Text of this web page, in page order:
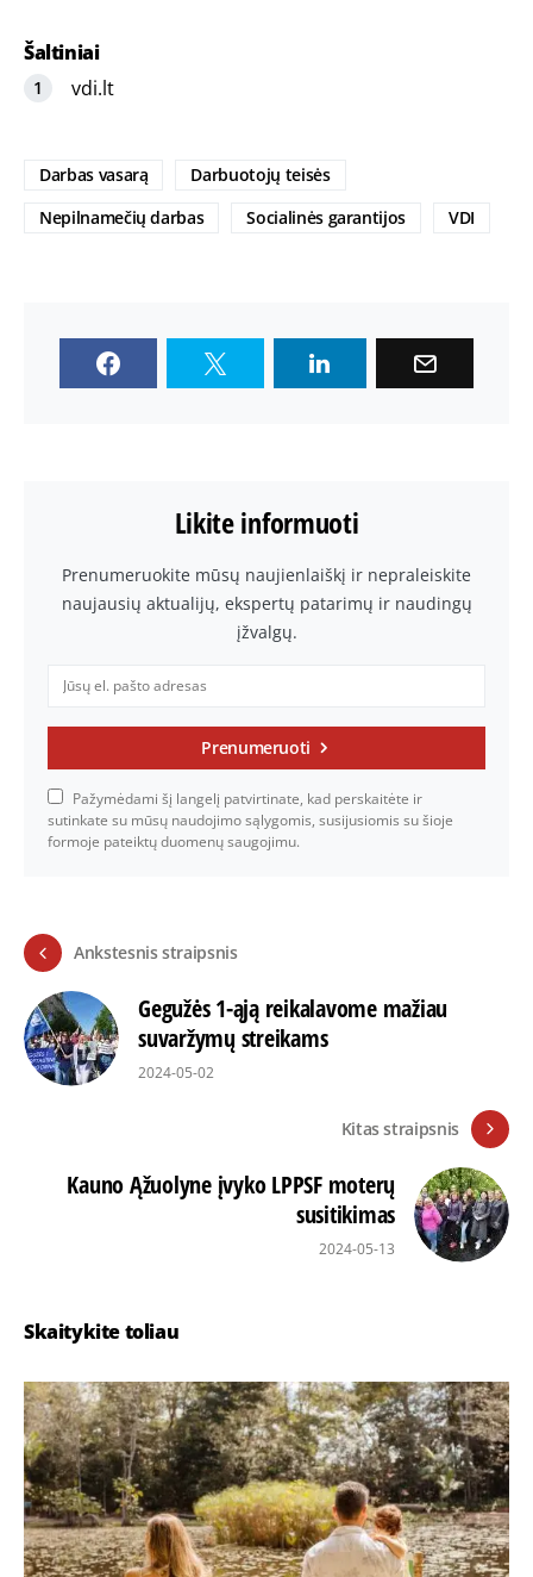
Šaltiniai
vdi.lt
Darbas vasarą
Darbuotojų teisės
Nepilnamečių darbas
Socialinės garantijos VDI
Likite informuoti
Prenumeruokite mūsų naujienlaiškį ir nepraleiskite
naujausių aktualijų, ekspertų patarimų ir naudingų
įžvalgų.
Prenumeruoti
Pažymėdami šį langelį patvirtinate, kad perskaitėte ir
sutinkate su mūsų naudojimo sąlygomis, susijusiomis su šioje
formoje pateiktų duomenų saugojimu.
Ankstesnis straipsnis
Gegužės 1-ąją reikalavome mažiau
suvaržymų streikams
2024-05-02
Kitas straipsnis
Kauno Ąžuolyne įvyko LPPSF moterų
susitikimas
2024-05-13
Skaitykite toliau